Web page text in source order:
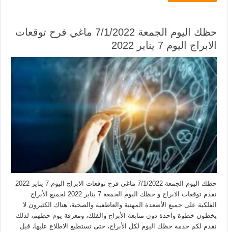
حظك اليوم الجمعة 7/1/2022 ماغي فرح توقعات
الابراج اليوم 7 يناير 2022
حظك اليوم الجمعة 7/1/2022 ماغي فرح توقعات الابراج اليوم 7 يناير 2022
نقدم توقعات الابراج و حظك اليوم الجمعة 7 يناير 2022 لجميع الأبراج
الفلكية على جميع الأصعدة المهنية والعاطفية والصحية، هناك الكثيرون لا
يخطون خطوة واحدة دون متابعة الأبراج والفلك، ومعرفة يوم حظهم، لذلك
نقدم لكم خدمة حظك اليوم لكل الأبراج، حتى تستطيع الاطلاع عليها، قبل